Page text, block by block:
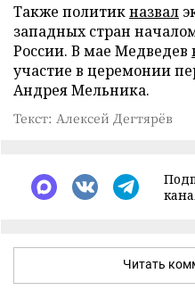
Также политикназвал
западных стран
России. В мае Медведев
участие в церемонии
Андрея Мельника.
Текст: Алексей Дегтярёв
Читать